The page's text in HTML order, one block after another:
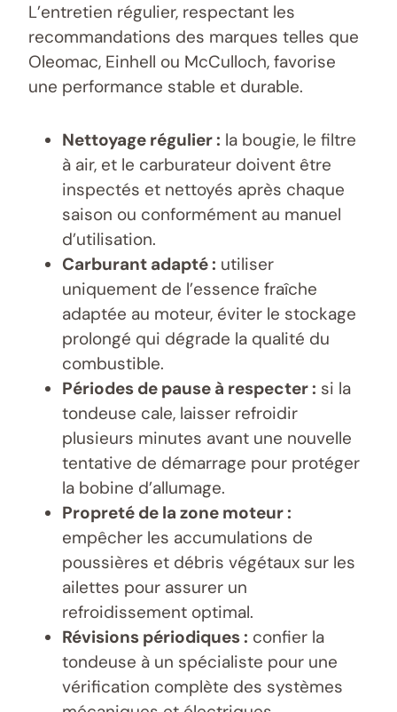
L’entretien régulier, respectant les
recommandations des marques telles que
Oleomac, Einhell ou McCulloch, favorise
une performance stable et durable.
Nettoyage régulier : la bougie, le filtre
à air, et le carburateur doivent être
inspectés et nettoyés après chaque
saison ou conformément au manuel
d’utilisation.
Carburant adapté : utiliser
uniquement de l’essence fraîche
adaptée au moteur, éviter le stockage
prolongé qui dégrade la qualité du
combustible.
Périodes de pause à respecter : si la
tondeuse cale, laisser refroidir
plusieurs minutes avant une nouvelle
tentative de démarrage pour protéger
la bobine d’allumage.
Propreté de la zone moteur :
empêcher les accumulations de
poussières et débris végétaux sur les
ailettes pour assurer un
refroidissement optimal.
Révisions périodiques : confier la
tondeuse à un spécialiste pour une
vérification complète des systèmes